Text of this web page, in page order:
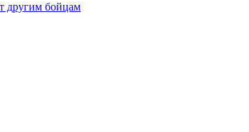
другим бойцам